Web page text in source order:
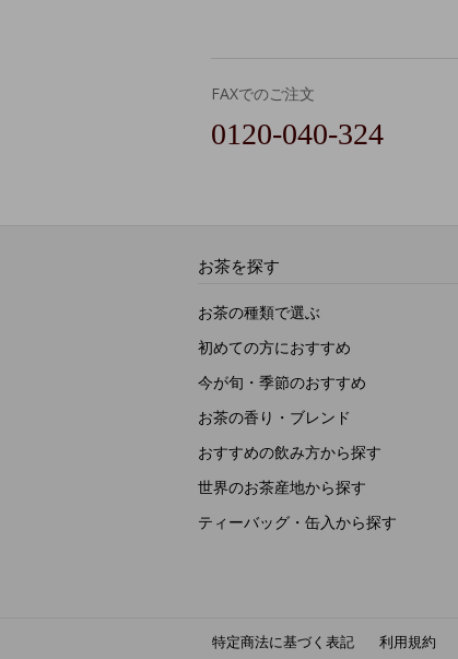
FAXでのご注文
0120-040-324
お茶を探す
お茶の種類で選ぶ
初めての方におすすめ
今が旬・季節のおすすめ
お茶の香り・ブレンド
おすすめの飲み方から探す
世界のお茶産地から探す
ティーバッグ・缶入から探す
特定商法に基づく表記 利用規約